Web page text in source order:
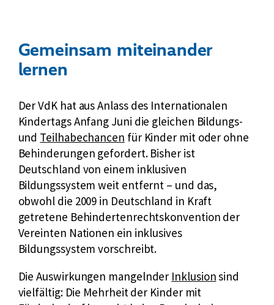
Gemeinsam miteinander
lernen
Der VdK hat aus Anlass des Internationalen
Kindertags Anfang Juni die gleichen Bildungs-
und E
x
t
e
r
n
e
r
i
n
Teilhabechancen für Kinder mit oder ohne
Behinderungen gefordert. Bisher ist
Deutschland von einem inklusiven
Bildungssystem weit entfernt – und das,
obwohl die 2009 in Deutschland in Kraft
getretene Behindertenrechtskonvention der
Vereinten Nationen ein inklusives
Bildungssystem vorschreibt.
Die Auswirkungen mangelnder Inklusionsind
vielfältig: Die Mehrheit der Kinder mit